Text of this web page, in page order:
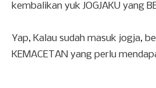
kembalikan yuk JOGJAKU yang
Yap, Kalau sudah masuk jogja,
KEMACETAN yang perlu